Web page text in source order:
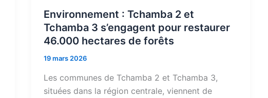
Environnement : Tchamba 2 et
Tchamba 3 s’engagent pour restaurer
46.000 hectares de forêts
19 mars 2026
Les communes de Tchamba 2 et Tchamba 3,
situées dans la région centrale, viennent de